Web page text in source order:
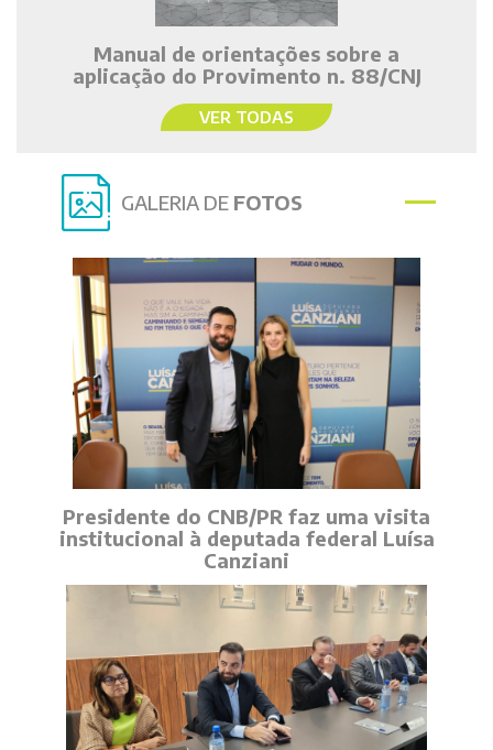
Manual de orientações sobre a
aplicação do Provimento n. 88/CNJ
VER TODAS
GALERIA DE FOTOS
Presidente do CNB/PR faz uma visita
institucional à deputada federal Luísa
Canziani